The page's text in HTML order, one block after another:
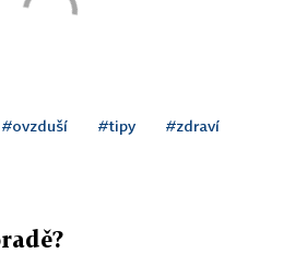
#ovzduší #tipy #zdraví